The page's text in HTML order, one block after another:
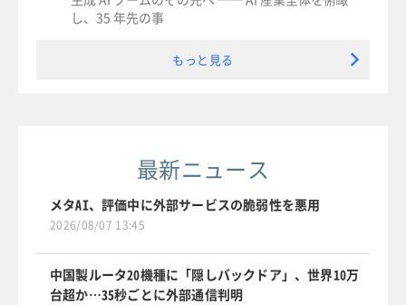
し、35 年先の事
もっと見る
最新ニュース
メタAI、評価中に外部サービスの脆弱性を悪用
2026/08/07 13:45
中国製ルータ20機種に「隠しバックドア」、世界10万
台超か…35秒ごとに外部通信判明